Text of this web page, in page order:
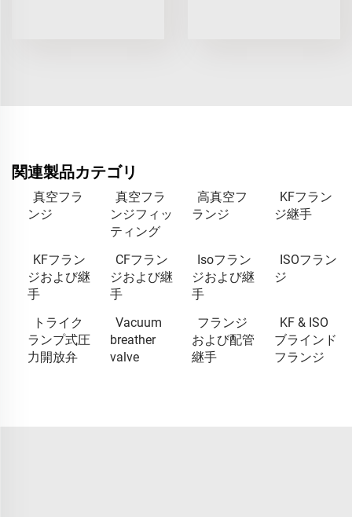
関連製品カテゴリ
真空フラ
ンジ
真空フラ
ンジフィッ
ティング
高真空フ
ランジ
KFフラン
ジ継手
KFフラン
ジおよび継
手
CFフラン
ジおよび継
手
Isoフラン
ジおよび継
手
ISOフラン
ジ
トライク
ランプ式圧
力開放弁
Vacuum
breather
valve
フランジ
および配管
継手
KF & ISO
ブラインド
フランジ